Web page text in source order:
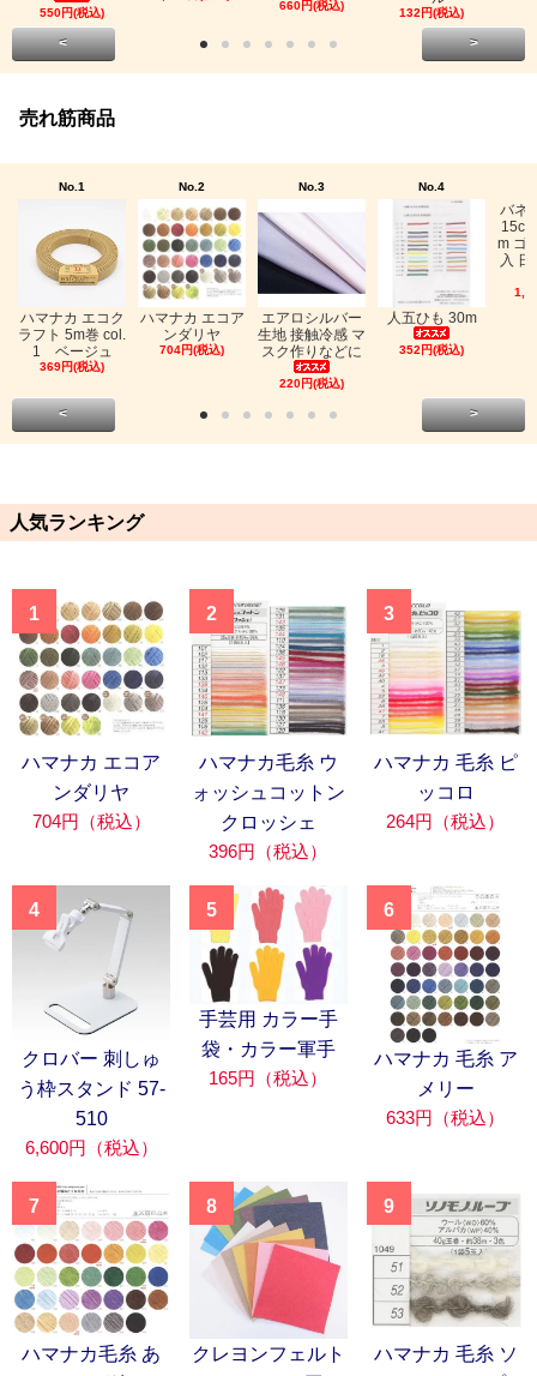
550円(税込)
660円(税込)
132円(税込)
< >
売れ筋商品
No.1
ハマナカ エコク
ラフト 5m巻 col.
1 ベージュ
369円(税込)
No.2
ハマナカ エコア
ンダリヤ
704円(税込)
No.3
エアロシルバー
生地 接触冷感 マ
スク作りなどに
220円(税込)
No.4
人五ひも 30m
352円(税込)
バネ
m ゴ
入
< >
人気ランキング
1
ハマナカ エコア
ンダリヤ
704円（税込）
2
ハマナカ毛糸 ウ
ォッシュコットン
クロッシェ
396円（税込）
3
ハマナカ 毛糸 ピ
ッコロ
264円（税込）
4
クロバー 刺しゅ
う枠スタンド 57-
510
6,600円（税込）
5
手芸用 カラー手
袋・カラー軍手
165円（税込）
6
ハマナカ 毛糸 ア
メリー
633円（税込）
7
ハマナカ毛糸 あ
8
クレヨンフェルト
9
ハマナカ 毛糸 ソ